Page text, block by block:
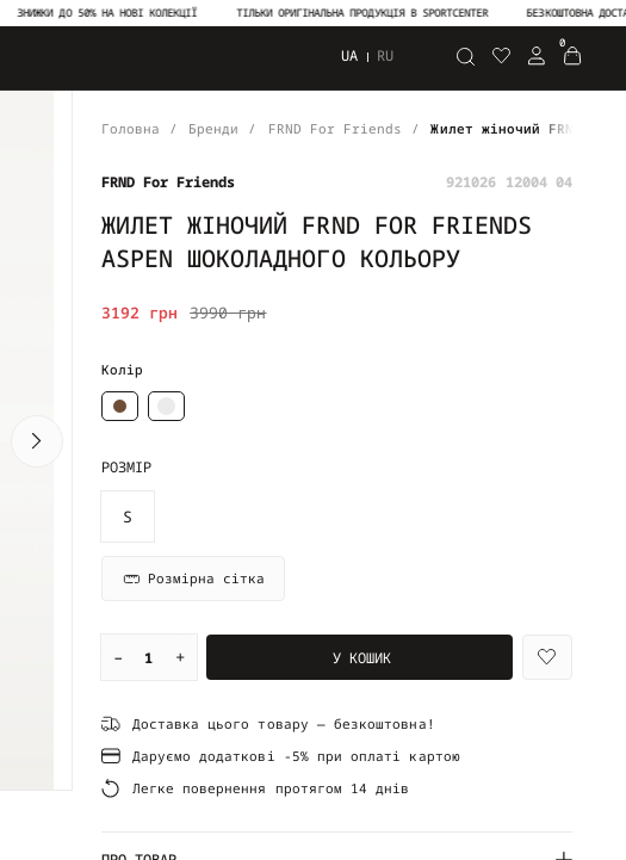
ДО 50% НА НОВІ КОЛЕКЦІЇ ТІЛЬКИ ОРИГІНАЛЬНА ПРОДУКЦІЯ В SPORTCENTER БЕЗКОШТОВНА ДОСТАВКА
UA RU Пошук
0
Головна Бренди FRND For Friends Жилет жіночий FRND
FRND For Friends 921026 12004 04
ЖИЛЕТ ЖІНОЧИЙ FRND FOR FRIENDS
ASPEN ШОКОЛАДНОГО КОЛЬОРУ
3990 грн
3192 грн
Колір
РОЗМІР
S
Розмірна сітка
– + У КОШИК
Доставка цього товару — безкоштовна!
Даруємо додаткові -5% при оплаті картою
Легке повернення протягом 14 днів